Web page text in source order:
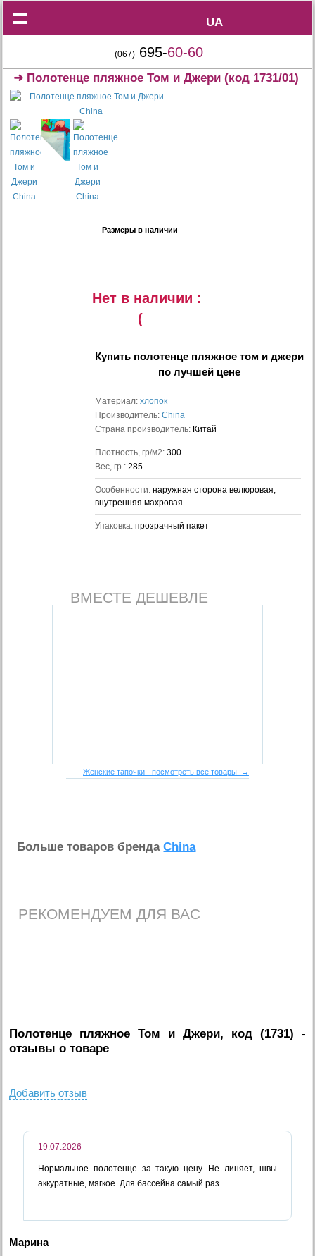
UA
UA
(067) 695-60-60
➜ Полотенце пляжное Том и Джери (код 1731/01)
Размеры в наличии
Нет в наличии :
(
Купить полотенце пляжное том и джери
по лучшей цене
Материал: хлопок
Производитель: China
Страна производитель: Китай
Плотность, гр/м2: 300
Вес, гр.: 285
Особенности: наружная сторона велюровая,
внутренняя махровая
Упаковка: прозрачный пакет
ВМЕСТЕ ДЕШЕВЛЕ
Женские тапочки - посмотреть все товары →
Больше товаров брендаChina
РЕКОМЕНДУЕМ ДЛЯ ВАС
Полотенце пляжное Том и Джери, код (1731) -
отзывы о товаре
Добавить отзыв
19.07.2026
Нормальное полотенце за такую цену. Не линяет, швы
аккуратные, мягкое. Для бассейна самый раз
Марина